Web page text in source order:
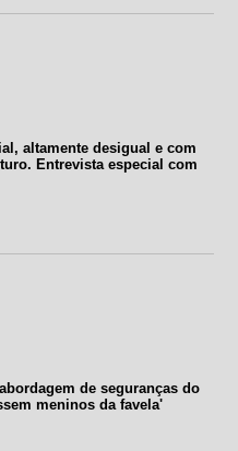
altamente desigual e com
Entrevista especial com
de seguranças do
meninos da favela'